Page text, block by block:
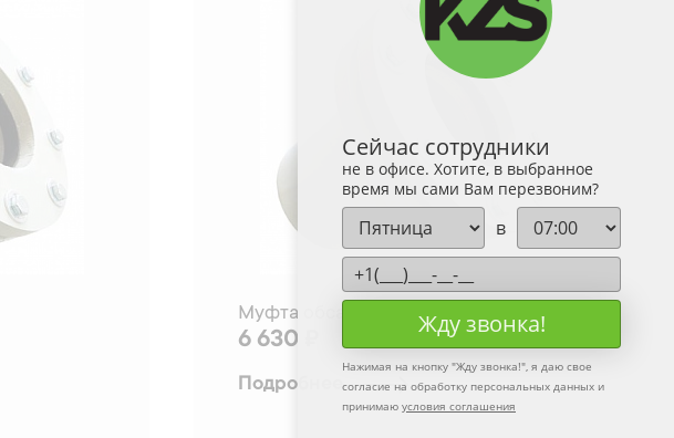
Муфта обсадной трубы 159
6 630 ₽
Подробнее
Сейчас сотрудники
не в офисе. Хотите, в выбранное
время мы сами Вам перезвоним?
в
Жду звонка!
Нажимая на кнопку "Жду звонка!", я даю свое
согласие на обработку персональных данных и
принимаю условия соглашения